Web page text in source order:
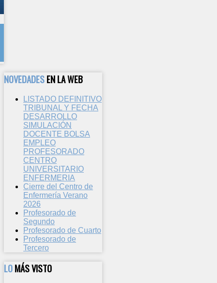
NOVEDADESEN LA WEB
LISTADO DEFINITIVO
TRIBUNAL Y FECHA
DESARROLLO
SIMULACIÓN
DOCENTE BOLSA
EMPLEO
PROFESORADO
CENTRO
UNIVERSITARIO
ENFERMERIA
Cierre del Centro de
Enfermería Verano
2026
Profesorado de
Segundo
Profesorado de Cuarto
Profesorado de
Tercero
LOMÁS VISTO